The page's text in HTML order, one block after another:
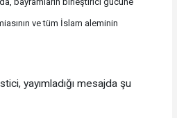
ve tüm İslam aleminin
yayımladığı mesajda şu